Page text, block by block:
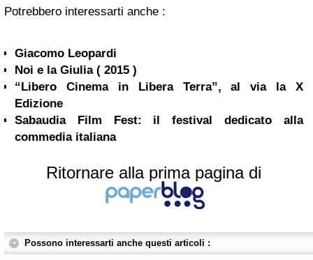
Potrebbero interessarti anche :
Giacomo Leopardi
Noi e la Giulia ( 2015 )
“Libero Cinema in Libera Terra”, al via la X
Edizione
Sabaudia Film Fest: il festival dedicato alla
commedia italiana
Ritornare alla prima pagina di
Possono interessarti anche questi articoli :